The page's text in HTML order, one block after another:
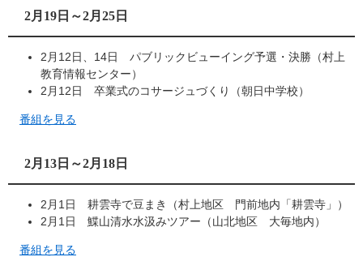
2月19日～2月25日
2月12日、14日 パブリックビューイング予選・決勝（村上
教育情報センター）
2月12日 卒業式のコサージュづくり（朝日中学校）
番組を見る
2月13日～2月18日
2月1日 耕雲寺で豆まき（村上地区 門前地内「耕雲寺」）
2月1日 鰈山清水水汲みツアー（山北地区 大毎地内）
番組を見る